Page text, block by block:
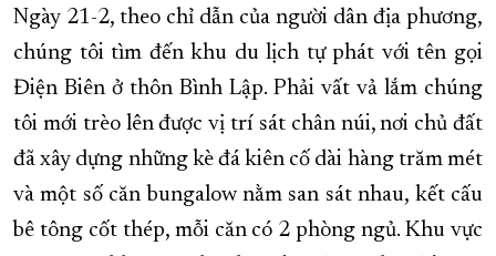
Ngày 21-2, theo chỉ dẫn của người dân địa phương,
chúng tôi tìm đến khu du lịch tự phát với tên gọi
Điện Biên ở thôn Bình Lập. Phải vất vả lắm chúng
tôi mới trèo lên được vị trí sát chân núi, nơi chủ đất
đã xây dựng những kè đá kiên cố dài hàng trăm mét
và một số căn bungalow nằm san sát nhau, kết cấu
bê tông cốt thép, mỗi căn có 2 phòng ngủ. Khu vực